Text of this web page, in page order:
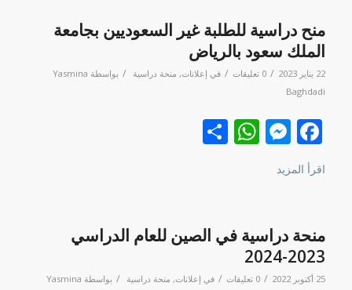
منح دراسية للطلبة غير السعوديين بجامعة
الملك سعود بالرياض
22 يناير 2023 / 0 تعليقات / في إعلانات, منحة دراسية / بواسطة Yasmina
Baghdadi
Facebook
Messenger
WhatsApp
نشر
اقرأ المزيد
منحة دراسية في الصين للعام الدراسي
2023-2024
25 أكتوبر 2022 / 0 تعليقات / في إعلانات, منحة دراسية / بواسطة Yasmina